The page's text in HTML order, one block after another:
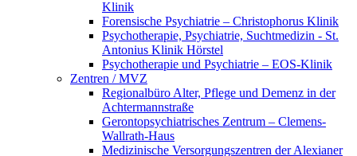
Klinik
Forensische Psychiatrie – Christophorus Klinik
Psychotherapie, Psychiatrie, Suchtmedizin - St.
Antonius Klinik Hörstel
Psychotherapie und Psychiatrie – EOS-Klinik
Zentren / MVZ
Regionalbüro Alter, Pflege und Demenz in der
Achtermannstraße
Gerontopsychiatrisches Zentrum – Clemens-
Wallrath-Haus
Medizinische Versorgungszentren der Alexianer